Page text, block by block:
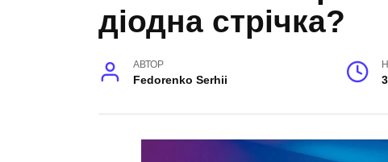
діодна стрічка?
АВТОР
Fedorenko Serhii